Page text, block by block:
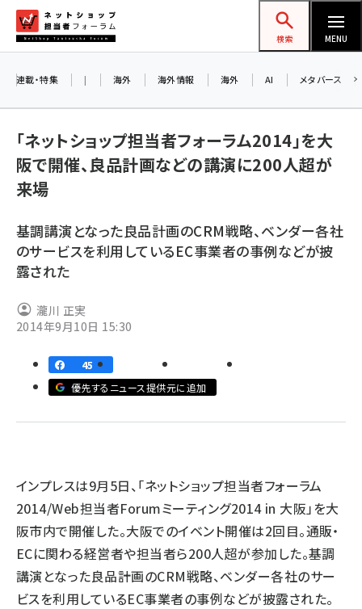
ン
ネットショップ担当者フォーラム
検索 MENU
楽天 (1865)
ecbeing (1204)
アスクル (1112)
base (1068)
ビィ・フォアード (769)
revico (737)
連載・特集 | 海外 海外情報 海外 AI メタバース
「ネットショップ担当者フォーラム2014」を大
阪で開催、良品計画などの講演に200人超が
来場
基調講演となった良品計画のCRM戦略、ベンダー各社
のサービスを利用しているEC事業者の事例などが披
露された
瀧川 正実
2014年9月10日 15:30
45
優先するニュース提供元に追加
インプレスは9月5日、「ネットショップ担当者フォーラム
2014/Web担当者Forumミーティング2014 in 大阪​」を大
阪市内で開催した。大阪でのイベント開催は2回目。通販・
ECに関わる経営者や担当者ら200人超が参加した。基調
講演となった良品計画のCRM戦略、ベンダー各社のサー
ビスを利用しているEC事業者の事例などが披露された。
AI
交流
参加